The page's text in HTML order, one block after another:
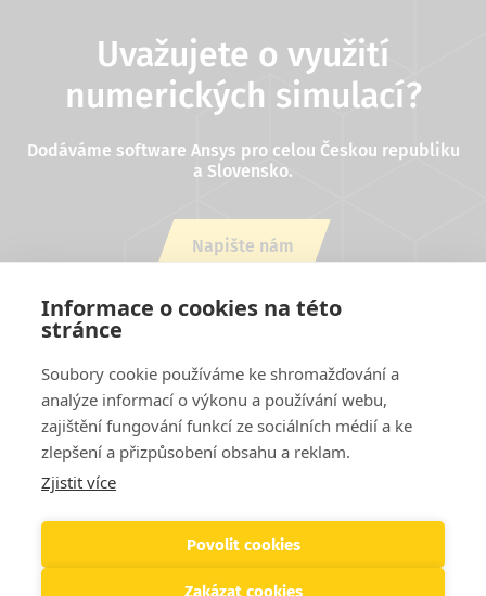
Informace o cookies na této
stránce
Soubory cookie používáme ke shromažďování a
analýze informací o výkonu a používání webu,
zajištění fungování funkcí ze sociálních médií a ke
zlepšení a přizpůsobení obsahu a reklam.
Zjistit více
Povolit cookies
Zakázat cookies
Uvažujete o využití
numerických simulací?
Dodáváme software Ansys pro celou Českou republiku
a Slovensko.
Napište nám
nebo zavolejte +420 543 254 554
Patička
Projekty EUCookiesPodmínky užití stránekKontakty
Helpdesk